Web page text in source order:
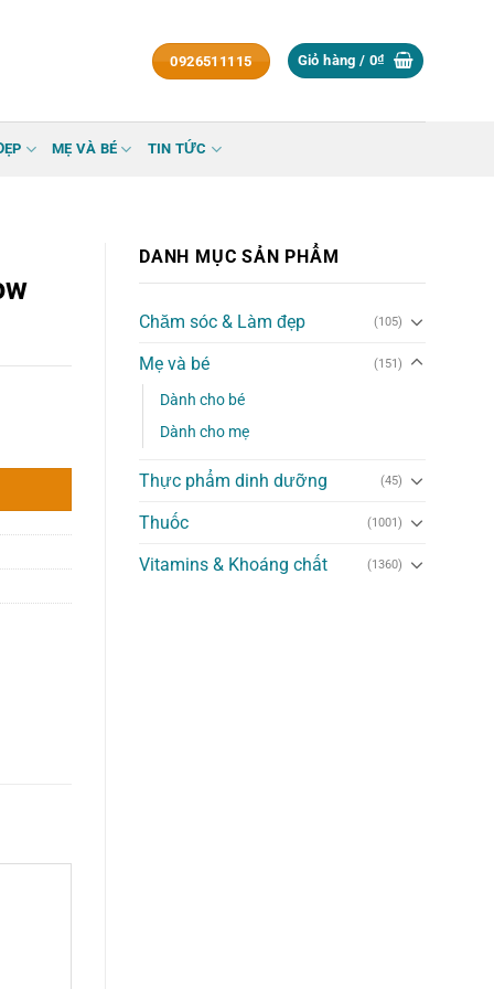
0926511115 Giỏ hàng / 0₫
MẸ VÀ BÉ TIN TỨC
DANH MỤC SẢN PHẨM
Chăm sóc & Làm đẹp (105)
Mẹ và bé (151)
Dành cho bé
Dành cho mẹ
Thực phẩm dinh dưỡng (45)
Thuốc (1001)
Vitamins & Khoáng chất (1360)